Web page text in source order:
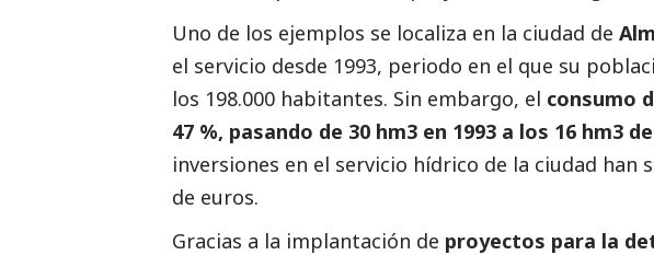
Uno de los ejemplos se localiza en la ciudad de
el servicio desde 1993, periodo en el que su
los 198.000 habitantes. Sin embargo, el consumo
47 %, pasando de 30 hm3 en 1993 a los 16 hm3
inversiones en el servicio hídrico de la ciudad han
de euros.
Gracias a la implantación de proyectos para la